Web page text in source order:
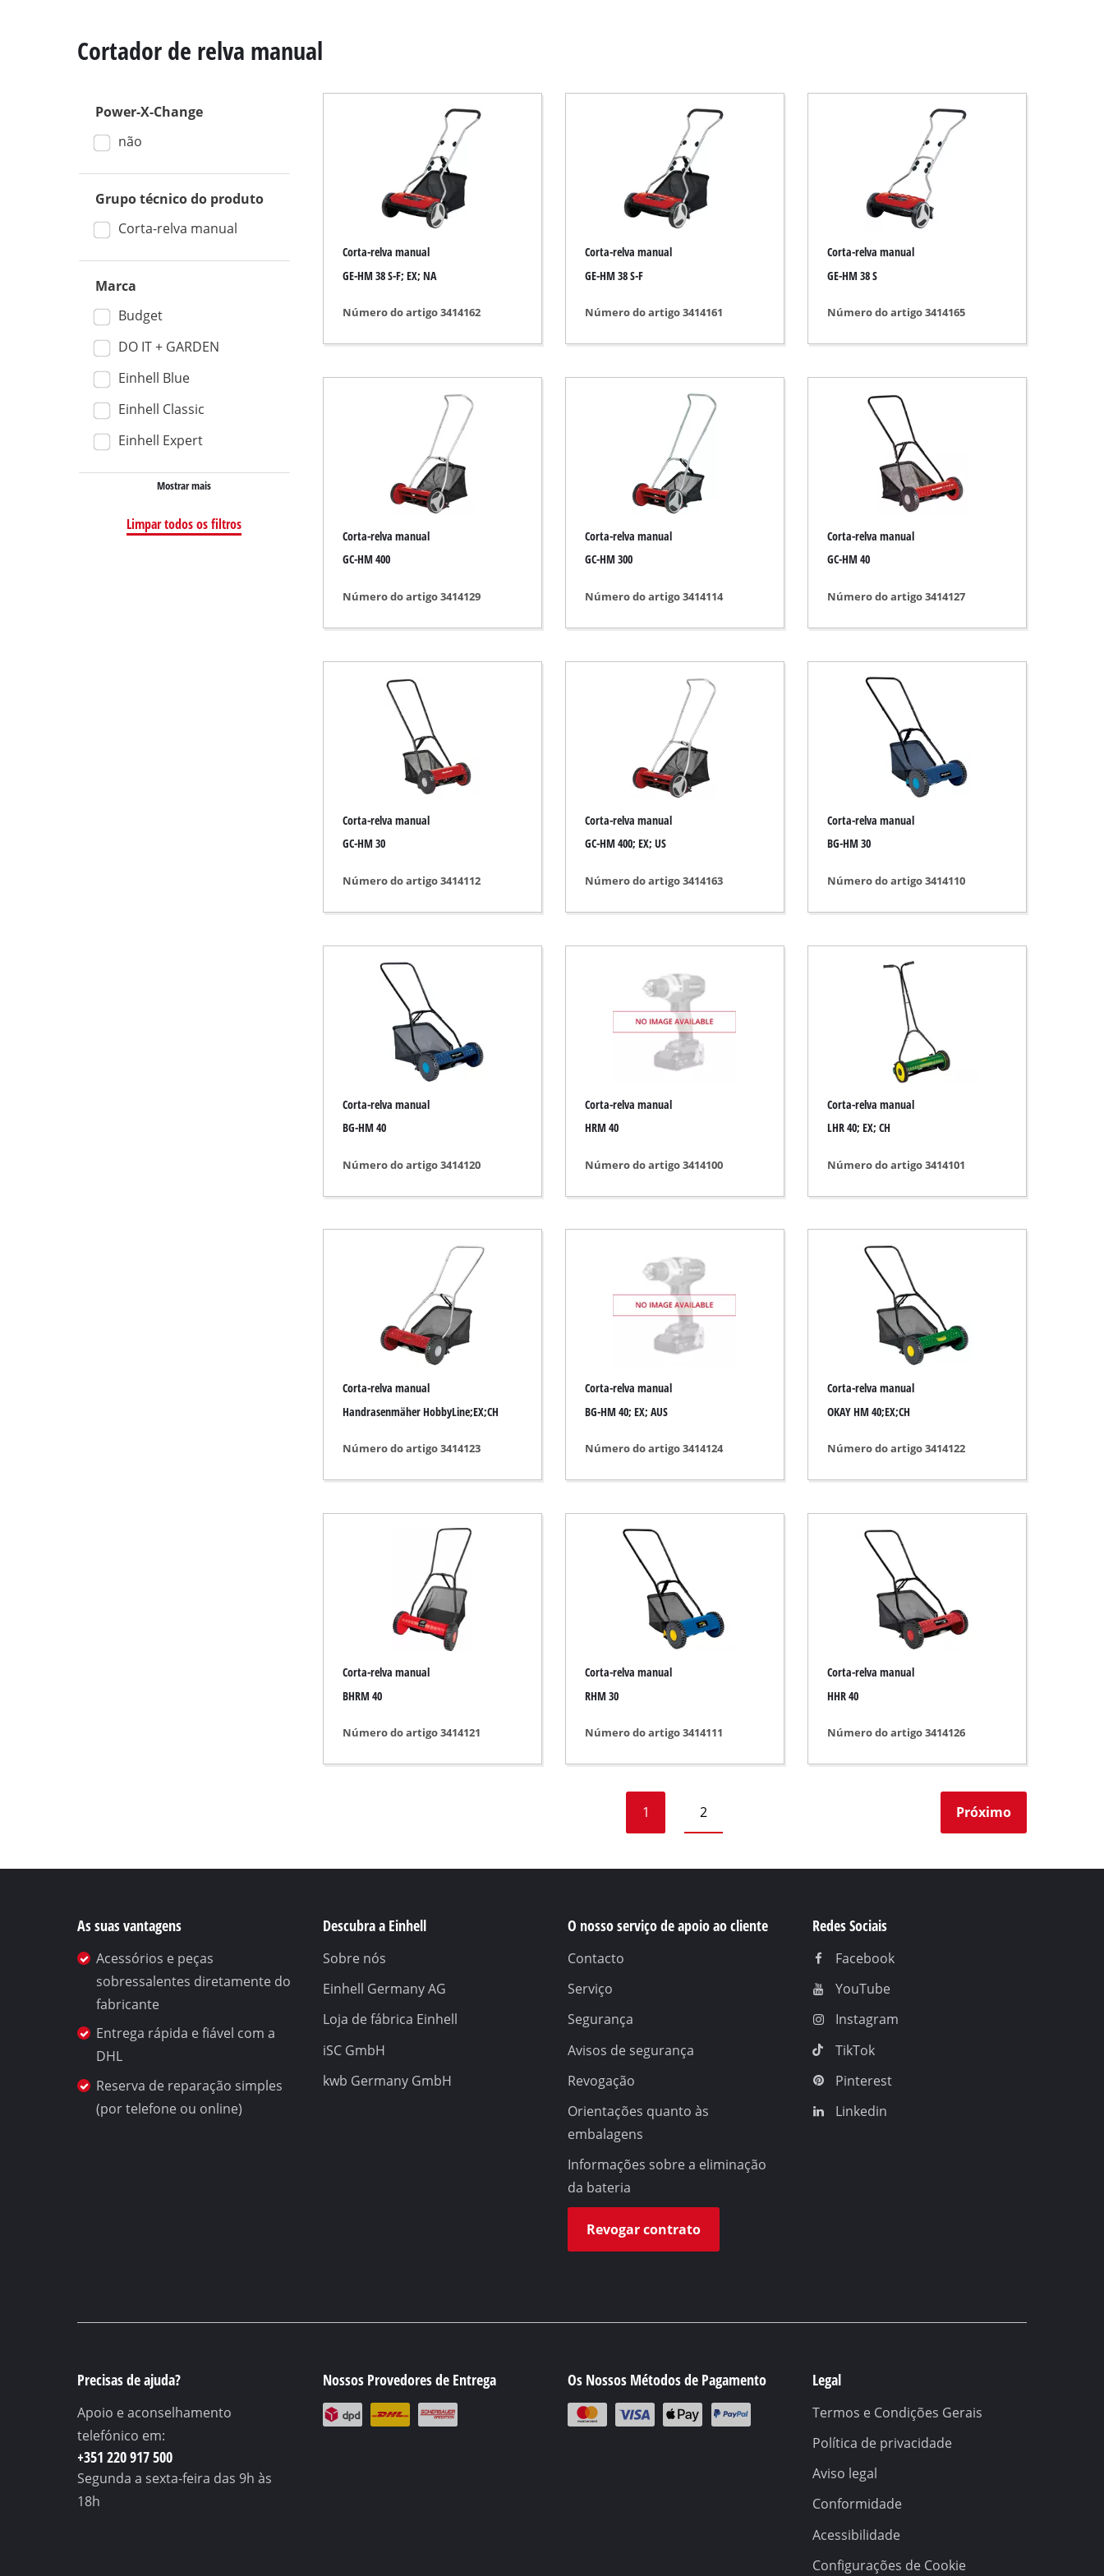
Sierras circulares de mano
Serra tico-tico
Serra de recortar
Lixadora excêntrica
Lixadeira de parede / chão
Ferramenta para gravar / lixar
Compressor elétrica
Dispositivos de ar comprimido
Compressor para automóvel
Serras de esquadria telescópicas
Máquinas de corte / separação
Tecnologia para automóvel
Elevação / reboque de veículos
Dispositivo de soldadura
Outro equipamento
Corta-sebes elétrico
Aparador de sebes telescópico
Bomba de jardim
Sistema de bomba de água para uso doméstico
Bomba de água a gasolina
Escarificador a gasolina
Serrote
Lavadoras de alta pressão
Trituradores
Limpador de fendas
Aspiradores de jardim
Ferramenta multifunções
Máquina de varrer
Cortador de relva manual
Power-X-Change
não
Grupo técnico do produto
Corta-relva manual
Marca
Budget
DO IT + GARDEN
Einhell Blue
Einhell Classic
Einhell Expert
Mostrar mais
Limpar todos os filtros
Corta-relva manual
GE-HM 38 S-F; EX; NA
Número do artigo 3414162
Corta-relva manual
GE-HM 38 S-F
Número do artigo 3414161
Corta-relva manual
GE-HM 38 S
Número do artigo 3414165
Corta-relva manual
GC-HM 400
Número do artigo 3414129
Corta-relva manual
GC-HM 300
Número do artigo 3414114
Corta-relva manual
GC-HM 40
Número do artigo 3414127
Corta-relva manual
GC-HM 30
Número do artigo 3414112
Corta-relva manual
GC-HM 400; EX; US
Número do artigo 3414163
Corta-relva manual
BG-HM 30
Número do artigo 3414110
Corta-relva manual
BG-HM 40
Número do artigo 3414120
Corta-relva manual
HRM 40
Número do artigo 3414100
Corta-relva manual
LHR 40; EX; CH
Número do artigo 3414101
Corta-relva manual
Handrasenmäher HobbyLine;EX;CH
Número do artigo 3414123
Corta-relva manual
BG-HM 40; EX; AUS
Número do artigo 3414124
Corta-relva manual
OKAY HM 40;EX;CH
Número do artigo 3414122
Corta-relva manual
BHRM 40
Número do artigo 3414121
Corta-relva manual
RHM 30
Número do artigo 3414111
Corta-relva manual
HHR 40
Número do artigo 3414126
1 2 Próximo
As suas vantagens
Acessórios e peças
sobressalentes diretamente do
fabricante
Entrega rápida e fiável com a
DHL
Reserva de reparação simples
(por telefone ou online)
Descubra a Einhell
Sobre nós
Einhell Germany AG
Loja de fábrica Einhell
iSC GmbH
kwb Germany GmbH
O nosso serviço de apoio ao cliente
Contacto
Serviço
Segurança
Avisos de segurança
Revogação
Orientações quanto às
embalagens
Informações sobre a eliminação
da bateria
Revogar contrato
Redes Sociais
Facebook
YouTube
Instagram
TikTok
Pinterest
Linkedin
Precisas de ajuda?
Apoio e aconselhamento
telefónico em:
+351 220 917 500
Segunda a sexta-feira das 9h às
18h
Nossos Provedores de Entrega Os Nossos Métodos de Pagamento Legal
Termos e Condições Gerais
Política de privacidade
Aviso legal
Conformidade
Acessibilidade
Configurações de Cookie